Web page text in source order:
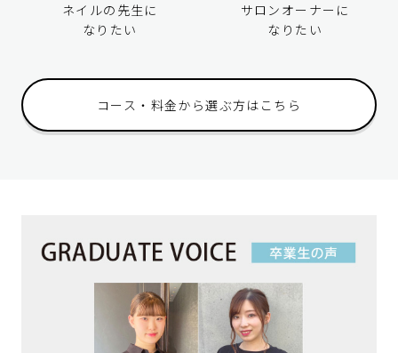
ネイルの先生に
なりたい
サロンオーナーに
なりたい
コース・料金から選ぶ方はこちら